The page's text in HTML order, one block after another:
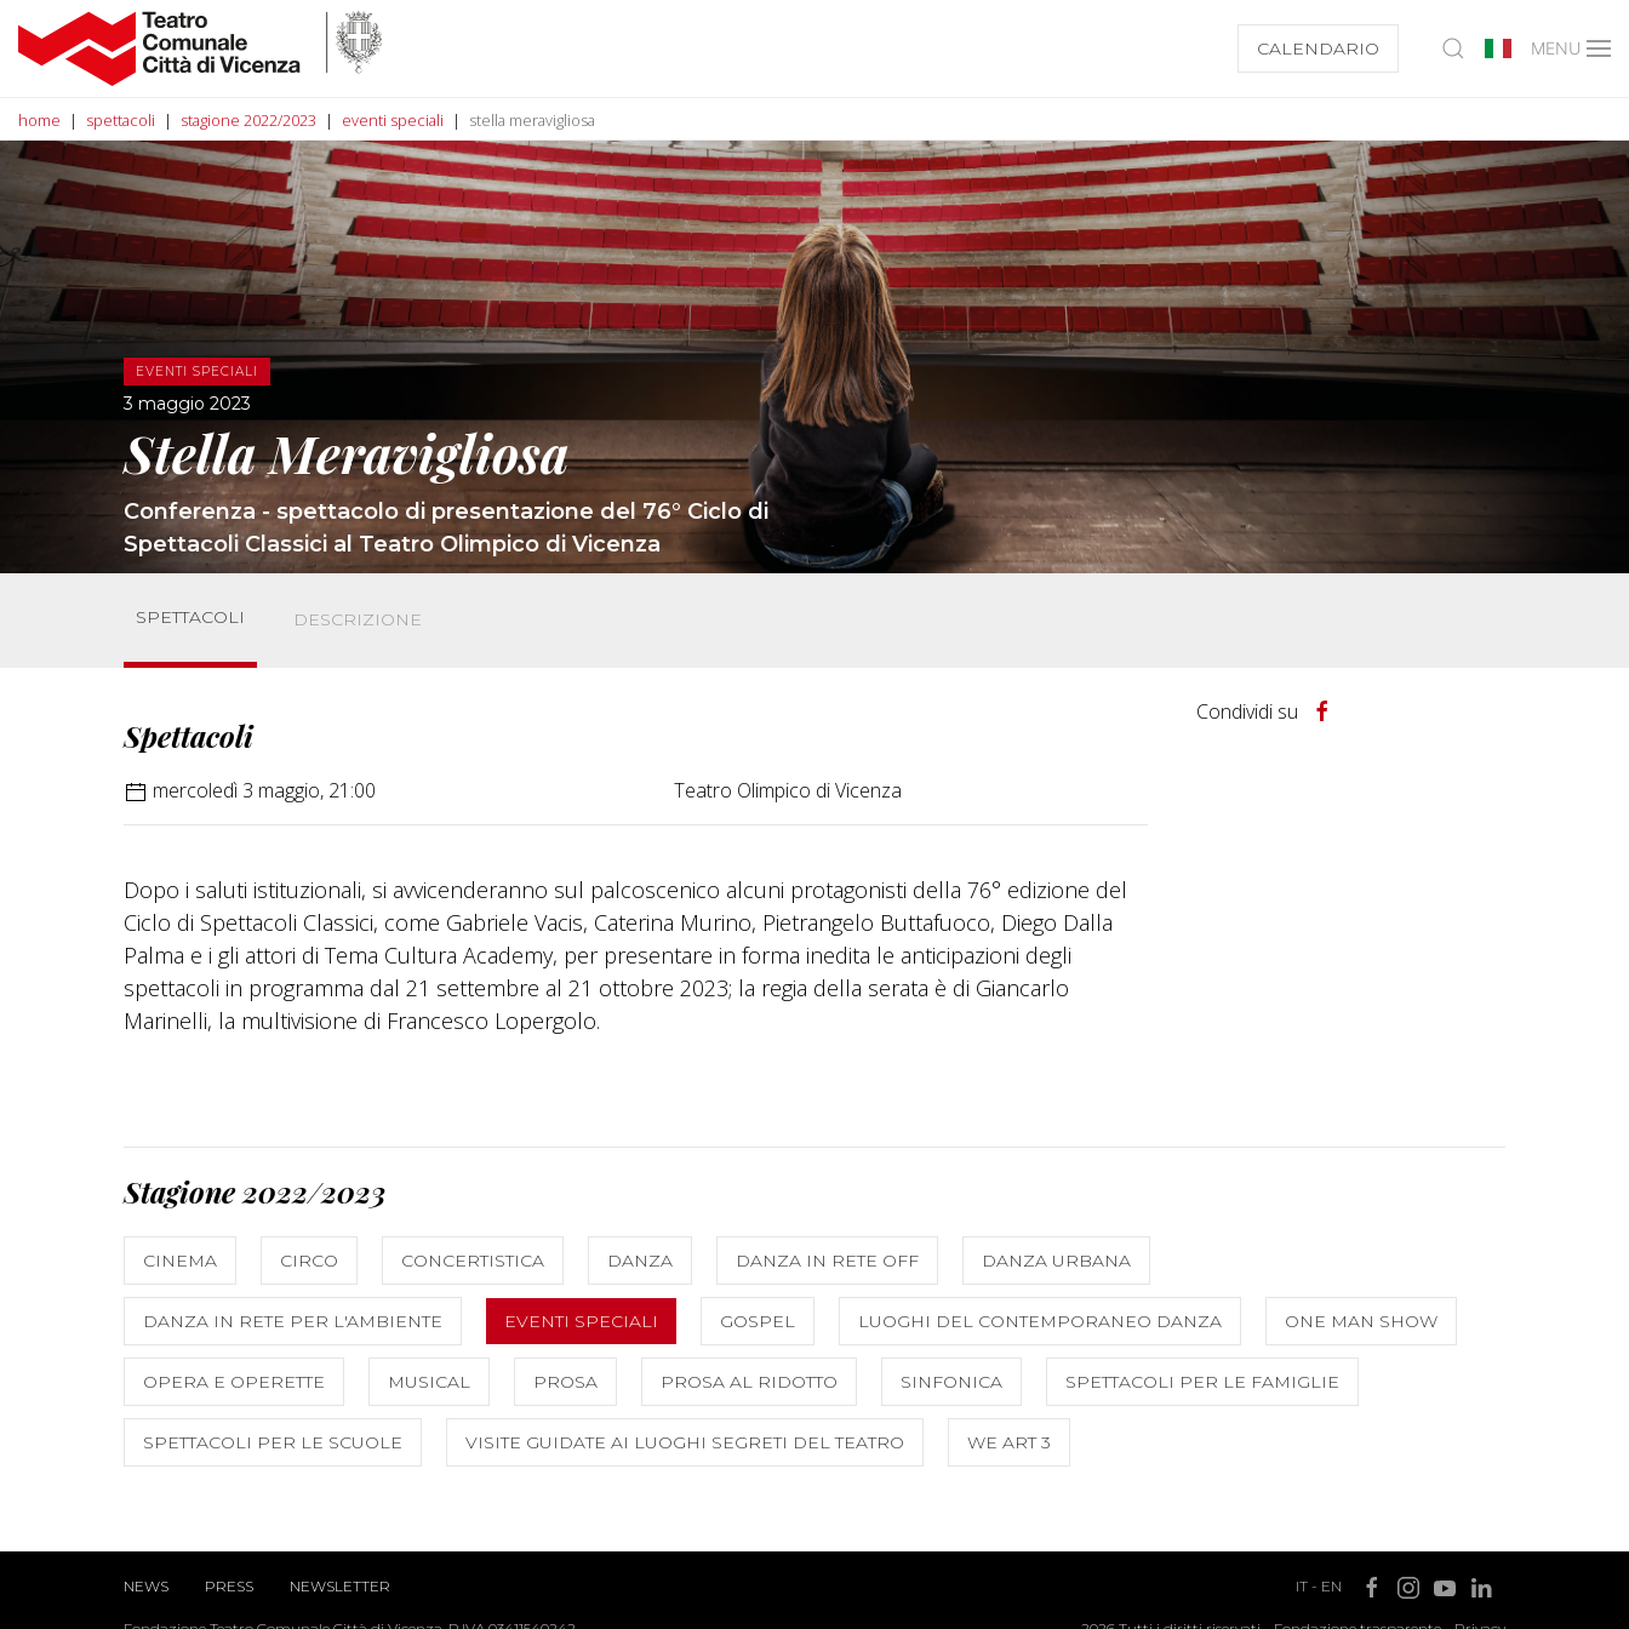
CALENDARIO MENU
home spettacoli stagione 2022/2023 eventi speciali stella meravigliosa
EVENTI SPECIALI
3 maggio 2023
Stella Meravigliosa
Conferenza - spettacolo di presentazione del 76° Ciclo di
Spettacoli Classici al Teatro Olimpico di Vicenza
SPETTACOLI DESCRIZIONE
Spettacoli
mercoledì 3 maggio, 21:00 Teatro Olimpico di Vicenza
Dopo i saluti istituzionali, si avvicenderanno sul palcoscenico alcuni protagonisti della 76° edizione del
Ciclo di Spettacoli Classici, come Gabriele Vacis, Caterina Murino, Pietrangelo Buttafuoco, Diego Dalla
Palma e i gli attori di Tema Cultura Academy, per presentare in forma inedita le anticipazioni degli
spettacoli in programma dal 21 settembre al 21 ottobre 2023; la regia della serata è di Giancarlo
Marinelli, la multivisione di Francesco Lopergolo.
Condividi su
Stagione 2022/2023
CINEMA CIRCO CONCERTISTICA DANZA DANZA IN RETE OFF DANZA URBANA
DANZA IN RETE PER L'AMBIENTE EVENTI SPECIALI GOSPEL LUOGHI DEL CONTEMPORANEO DANZA ONE MAN SHOW
OPERA E OPERETTE MUSICAL PROSA PROSA AL RIDOTTO SINFONICA SPETTACOLI PER LE FAMIGLIE
SPETTACOLI PER LE SCUOLE VISITE GUIDATE AI LUOGHI SEGRETI DEL TEATRO WE ART 3
NEWS PRESS NEWSLETTER IT - EN